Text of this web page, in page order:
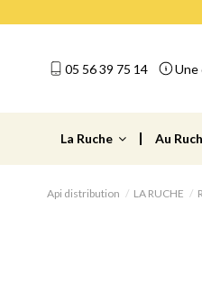
05 56 39 75 14 Une
La Ruche Au
Api distribution LA RUCHE